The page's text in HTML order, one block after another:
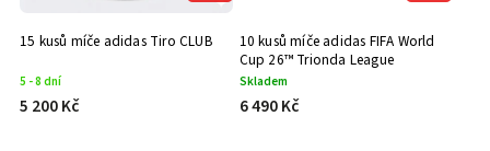
15 kusů míče adidas Tiro CLUB
5 - 8 dní
5 200 Kč
10 kusů míče adidas FIFA World
Cup 26™ Trionda League
Skladem
6 490 Kč